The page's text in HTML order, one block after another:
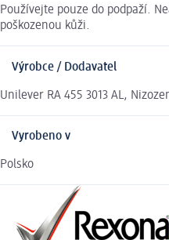
Používejte pouze do podpaží.
poškozenou kůži.
Výrobce / Dodavatel
Unilever RA 455 3013 AL,
Vyrobeno v
Polsko